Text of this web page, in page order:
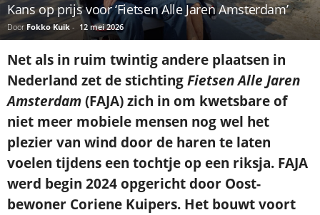
Kans op prijs voor ‘Fietsen Alle Jaren Amsterdam’
Door Fokko Kuik - 12 mei 2026
Net als in ruim twintig andere plaatsen in
Nederland zet de stichtingFietsen Alle Jaren
Amsterdam(FAJA) zich in om kwetsbare of
niet meer mobiele mensen nog wel het
plezier van wind door de haren te laten
voelen tijdens een tochtje op een riksja. FAJA
werd begin 2024 opgericht door Oost-
bewoner Coriene Kuipers. Het bouwt voort